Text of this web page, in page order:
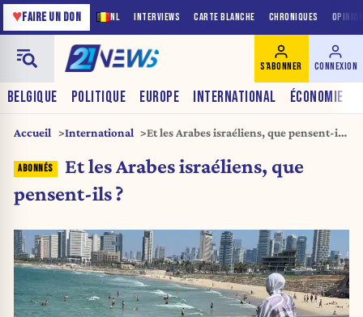
NL INTERVIEWS CARTE BLANCHE CHRONIQUES
♥FAIRE UN DON
BELGIQUE POLITIQUE EUROPE INTERNATIONAL ÉCONOMIE
S'ABONNER CONNEXION
Accueil International
Et les Arabes israéliens, que pensent-ils
Et les Arabes israéliens, que
pensent-ils ?